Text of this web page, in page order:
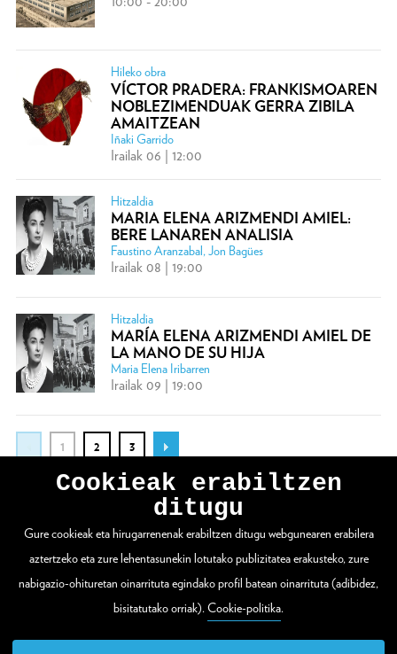
Hileko obra
VÍCTOR PRADERA: FRANKISMOAREN
NOBLEZIMENDUAK GERRA ZIBILA
AMAITZEAN
Iñaki Garrido
Irailak 06 | 12:00
Hitzaldia
MARIA ELENA ARIZMENDI AMIEL:
BERE LANAREN ANALISIA
Faustino Aranzabal, Jon Bagües
Irailak 08 | 19:00
Hitzaldia
MARÍA ELENA ARIZMENDI AMIEL DE
LA MANO DE SU HIJA
Maria Elena Iribarren
Irailak 09 | 19:00
1 2 3
WEBGUNE OSOA IKUSI
20003 Donostia / San Sebastián
Cookieak erabiltzen
ditugu
Gure cookieak eta hirugarrenenak erabiltzen ditugu webgunearen erabilera
aztertzeko eta zure lehentasunekin lotutako publizitatea erakusteko, zure
nabigazio-ohituretan oinarrituta egindako profil batean oinarrituta (adibidez,
bisitatutako orriak).Cookie-politika.